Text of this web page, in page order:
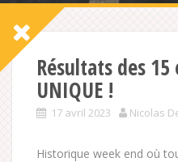
Résultats des
UNIQUE !
17 avril 2023 Nicolas
Historique week end où